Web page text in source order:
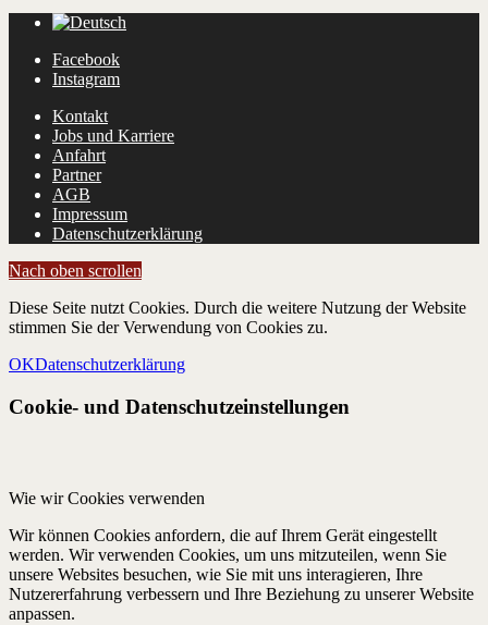
Facebook
Instagram
Kontakt
Jobs und Karriere
Anfahrt
Partner
AGB
Impressum
Datenschutzerklärung
Nach oben scrollen
Diese Seite nutzt Cookies. Durch die weitere Nutzung der Website
stimmen Sie der Verwendung von Cookies zu.
OKDatenschutzerklärung
Cookie- und Datenschutzeinstellungen
Wie wir Cookies verwenden
Wir können Cookies anfordern, die auf Ihrem Gerät eingestellt
werden. Wir verwenden Cookies, um uns mitzuteilen, wenn Sie
unsere Websites besuchen, wie Sie mit uns interagieren, Ihre
Nutzererfahrung verbessern und Ihre Beziehung zu unserer Website
anpassen.